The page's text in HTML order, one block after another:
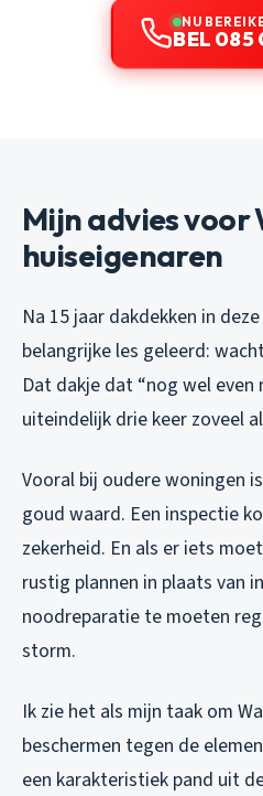
NU
BEL 085
Mijn advies voor
huiseigenaren
Na 15 jaar dakdekken in
belangrijke les geleerd:
Dat dakje dat “nog wel even
uiteindelijk drie keer zoveel
Vooral bij oudere woningen
goud waard. Een inspectie
zekerheid. En als er iets
rustig plannen in plaats van
noodreparatie te moeten
storm.
Ik zie het als mijn taak om
beschermen tegen de
een karakteristiek pand uit